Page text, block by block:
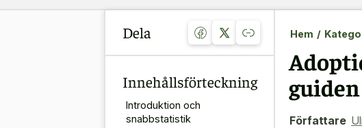
Dela
Innehållsförteckning
Introduktion och
snabbstatistik
Hem /
Författare